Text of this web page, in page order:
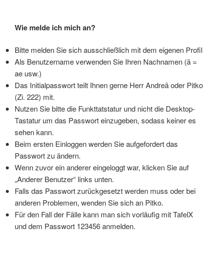
Wie melde ich mich an?
Bitte melden Sie sich ausschließlich mit dem eigenen Profil
Als Benutzername verwenden Sie Ihren Nachnamen (ä =
ae usw.)
Das Initialpasswort teilt Ihnen gerne Herr Andreä oder Pitko
(Zi. 222) mit.
Nutzen Sie bitte die Funkttatstatur und nicht die Desktop-
Tastatur um das Passwort einzugeben, sodass keiner es
sehen kann.
Beim ersten Einloggen werden Sie aufgefordert das
Passwort zu ändern.
Wenn zuvor ein anderer eingeloggt war, klicken Sie auf
„Anderer Benutzer“ links unten.
Falls das Passwort zurückgesetzt werden muss oder bei
anderen Problemen, wenden Sie sich an Pitko.
Für den Fall der Fälle kann man sich vorläufig mit TafelX
und dem Passwort 123456 anmelden.